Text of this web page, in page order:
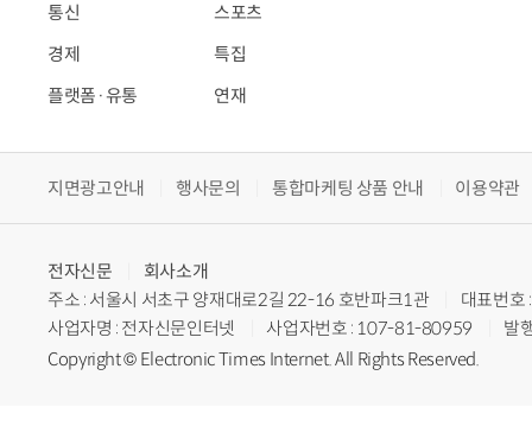
통신
경제
플랫폼·유통
스포츠
특집
연재
지면광고안내 행사문의 통합마케팅 상품 안내 이용약관
전자신문
회사소개
주소 : 서울시 서초구 양재대로2길 22-16 호반파크1관
대표번
사업자명 : 전자신문인터넷
사업자번호 : 107-81-80959
발
Copyright © Electronic Times Internet. All Rights Reserved.